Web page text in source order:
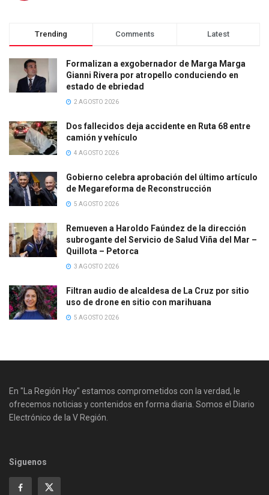
Trending Comments Latest
Formalizan a exgobernador de Marga Marga
Gianni Rivera por atropello conduciendo en
estado de ebriedad
2 AGOSTO 2026
Dos fallecidos deja accidente en Ruta 68 entre
camión y vehículo
4 AGOSTO 2026
Gobierno celebra aprobación del último artículo
de Megareforma de Reconstrucción
5 AGOSTO 2026
Remueven a Haroldo Faúndez de la dirección
subrogante del Servicio de Salud Viña del Mar –
Quillota – Petorca
3 AGOSTO 2026
Filtran audio de alcaldesa de La Cruz por sitio
uso de drone en sitio con marihuana
5 AGOSTO 2026
En "La Región Hoy" estamos comprometidos con la verdad, le
ofrecemos noticias y contenidos en forma diaria. Somos el Diario
Electrónico de la V Región.
Siguenos